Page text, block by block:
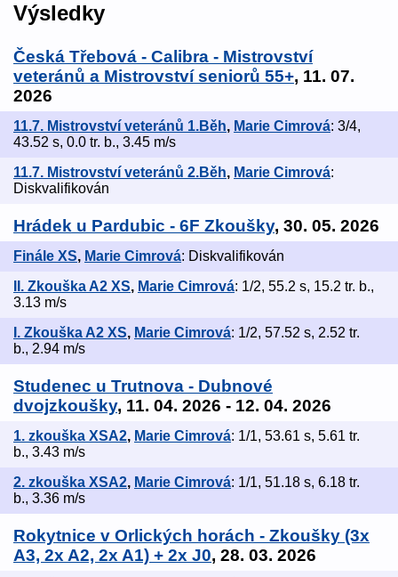
Výsledky
Česká Třebová - Calibra - Mistrovství
veteránů a Mistrovství seniorů 55+, 11. 07.
2026
11.7. Mistrovství veteránů 1.Běh, Marie Cimrová: 3/4,
43.52 s, 0.0 tr. b., 3.45 m/s
11.7. Mistrovství veteránů 2.Běh, Marie Cimrová:
Diskvalifikován
Hrádek u Pardubic - 6F Zkoušky, 30. 05. 2026
Finále XS, Marie Cimrová: Diskvalifikován
II. Zkouška A2 XS, Marie Cimrová: 1/2, 55.2 s, 15.2 tr. b.,
3.13 m/s
I. Zkouška A2 XS, Marie Cimrová: 1/2, 57.52 s, 2.52 tr.
b., 2.94 m/s
Studenec u Trutnova - Dubnové
dvojzkoušky, 11. 04. 2026 - 12. 04. 2026
1. zkouška XSA2, Marie Cimrová: 1/1, 53.61 s, 5.61 tr.
b., 3.43 m/s
2. zkouška XSA2, Marie Cimrová: 1/1, 51.18 s, 6.18 tr.
b., 3.36 m/s
Rokytnice v Orlických horách - Zkoušky (3x
A3, 2x A2, 2x A1) + 2x J0, 28. 03. 2026